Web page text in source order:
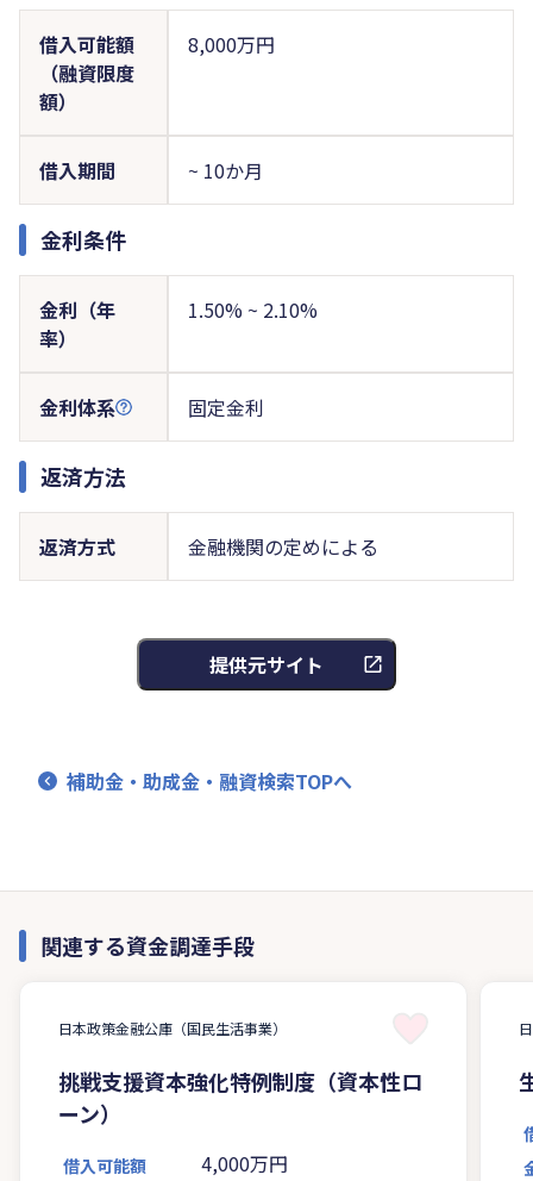
借入可能額
（融資限度
額）
8,000万円
借入期間 ~ 10か月
金利条件
金利（年
率）
1.50% ~ 2.10%
金利体系 固定金利
返済方法
返済方式 金融機関の定めによる
提供元サイト
補助金・助成金・融資検索TOPへ
関連する資金調達手段
日本政策金融公庫（国民生活事業）
挑戦支援資本強化特例制度（資本性ロ
ーン）
借入可能額 4,000万円